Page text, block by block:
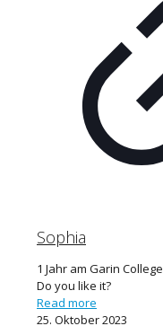
Sophia
1 Jahr am Garin College
Do you like it?
Read more
25. Oktober 2023